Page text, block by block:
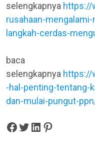
selengkapnya https://
rusahaan-
langkah-cerdas-
baca
selengkapnya https://
-hal-penting-tentang-
dan-mulai-pungut-
Share on Facebook Tweet on Twitter Share on LinkedIn Pin on Pinterest